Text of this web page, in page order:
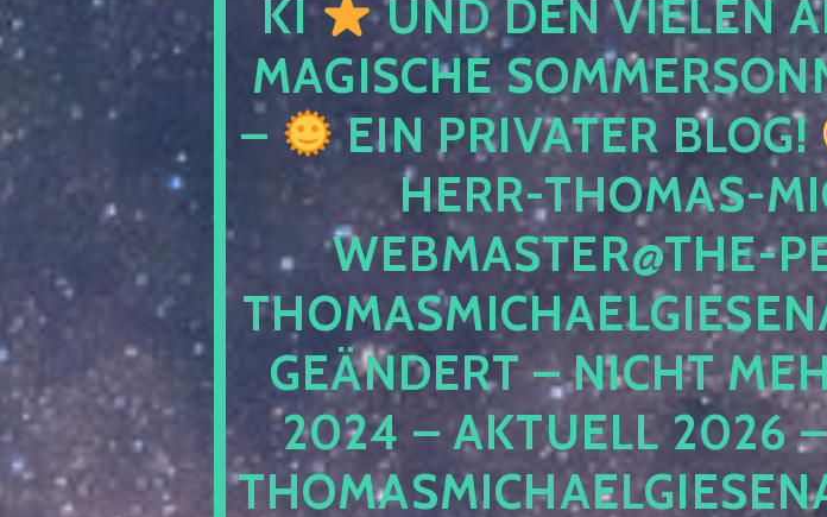
KI
UND DEN VIELEN
MAGISCHE
–
EIN PRIVATER BLOG!
HERR-THOMAS-
WEBMASTER@THE-
GEÄNDERT – NICHT
2024 – AKTUELL 2026